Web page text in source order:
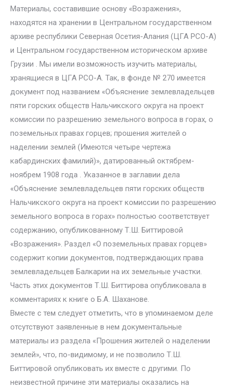
Материалы, составившие основу «Возражения»,
находятся на хранении в Центральном государственном
архиве республики Северная Осетия-Алания (ЦГА РСО-А)
и Центральном государственном историческом архиве
Грузии . Мы имели возможность изучить материалы,
хранящиеся в ЦГА РСО-А. Так, в фонде № 270 имеется
документ под названием «Объяснение землевладельцев
пяти горских обществ Нальчикского округа на проект
комиссии по разрешению земельного вопроса в горах, о
поземельных правах горцев; прошения жителей о
наделении землей (Имеются четыре чертежа
кабардинских фамилий)», датированный октябрем-
ноябрем 1908 года . Указанное в заглавии дела
«Объяснение землевладельцев пяти горских обществ
Нальчикского округа на проект комиссии по разрешению
земельного вопроса в горах» полностью соответствует
содержанию, опубликованному Т.Ш. Биттировой
«Возражения». Раздел «О поземельных правах горцев»
содержит копии документов, подтверждающих права
землевладельцев Балкарии на их земельные участки.
Часть этих документов Т.Ш. Биттирова опубликовала в
комментариях к книге о Б.А. Шаханове.
Вместе с тем следует отметить, что в упоминаемом деле
отсутствуют заявленные в нем документальные
материалы из раздела «Прошения жителей о наделении
землей», что, по-видимому, и не позволило Т.Ш.
Биттировой опубликовать их вместе с другими. По
неизвестной причине эти материалы оказались на